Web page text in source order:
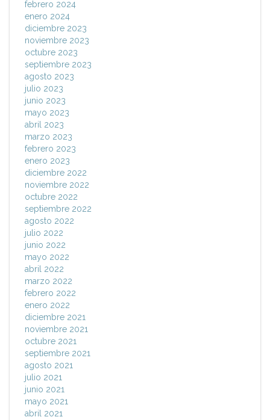
febrero 2024
enero 2024
diciembre 2023
noviembre 2023
octubre 2023
septiembre 2023
agosto 2023
julio 2023
junio 2023
mayo 2023
abril 2023
marzo 2023
febrero 2023
enero 2023
diciembre 2022
noviembre 2022
octubre 2022
septiembre 2022
agosto 2022
julio 2022
junio 2022
mayo 2022
abril 2022
marzo 2022
febrero 2022
enero 2022
diciembre 2021
noviembre 2021
octubre 2021
septiembre 2021
agosto 2021
julio 2021
junio 2021
mayo 2021
abril 2021